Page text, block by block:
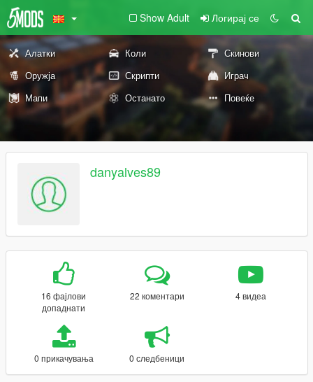
Show Adult Логирај се
Алатки Коли
Скинови
Оружја
Скрипти
Играч
Мапи
Останато Повеќе
danyalves89
16 фајлови
допаднати
22 коментари 4 видеа
0 прикачувања 0 следбеници